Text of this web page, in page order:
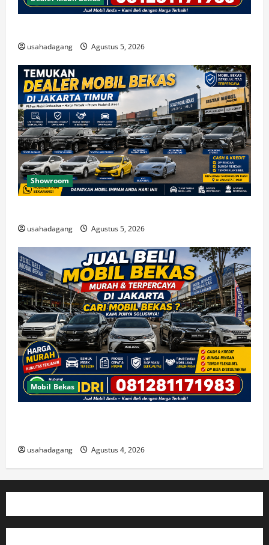
usahadagang Agustus 5, 2026
Showroom
usahadagang Agustus 5, 2026
Mobil Bekas
usahadagang Agustus 4, 2026